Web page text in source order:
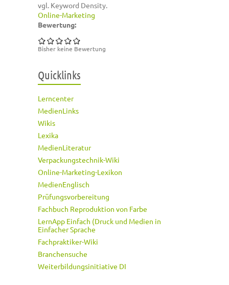
vgl. Keyword Density.
Online-Marketing
Bewertung:
Bisher keine Bewertung
Quicklinks
Lerncenter
MedienLinks
Wikis
Lexika
MedienLiteratur
Verpackungstechnik-Wiki
Online-Marketing-Lexikon
MedienEnglisch
Prüfungsvorbereitung
Fachbuch Reproduktion von Farbe
LernApp Einfach (Druck und Medien in
Einfacher Sprache
Fachpraktiker-Wiki
Branchensuche
Weiterbildungsinitiative DI